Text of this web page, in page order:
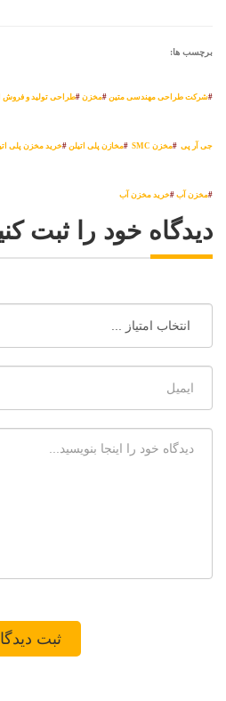
برچسب ها:
#شرکت طراحی مهندسی متین #مخزن #طراحی تولید و فروش
جی آر پی #مخزن SMC #مخازن پلی اتیلن #خرید مخزن پلی
#مخزن آب #خرید مخزن آب
دیدگاه خود را ثبت